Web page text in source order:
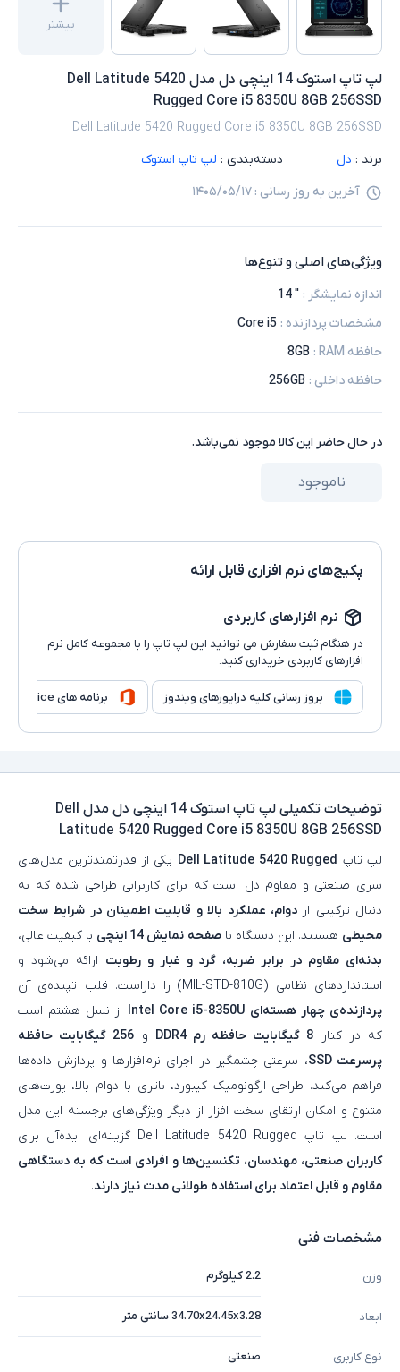
بیشتر
لپ تاپ استوک 14 اینچی دل مدل Dell Latitude 5420
Rugged Core i5 8350U 8GB 256SSD
Dell Latitude 5420 Rugged Core i5 8350U 8GB 256SSD
برند : دل دسته‌بندی : لپ تاپ استوک
آخرین به روز رسانی : ۱۴۰۵/۰۵/۱۷
ویژگی‌های اصلی و تنوع‌ها
اندازه نمایشگر :
" 14
مشخصات پردازنده :
Core i5
حافظه RAM
:
8GB
حافظه داخلی :
256GB
در حال حاضر این کالا موجود نمی‌باشد.
ناموجود
پکیج‌های نرم افزاری قابل ارائه
نرم افزارهای کاربردی
در هنگام ثبت سفارش می توانید این لپ تاپ را با مجموعه کامل نرم
افزارهای کاربردی خریداری کنید.
بروز رسانی کلیه درایورهای ویندوز برنامه های Microsoft Office
توضیحات تکمیلی
لپ تاپ استوک 14 اینچی دل مدل Dell
Latitude 5420 Rugged Core i5 8350U 8GB 256SSD
لپ تاپ Dell Latitude 5420 Rugged یکی از قدرتمندترین مدل‌های
سری صنعتی و مقاوم دل است که برای کاربرانی طراحی شده که به
دنبال ترکیبی ازدوام، عملکرد بالا و قابلیت اطمینان در شرایط سخت
محیطی هستند. این دستگاه باصفحه‌ نمایش 14 اینچی
با کیفیت عالی،
بدنه‌ای مقاوم در برابر ضربه، گرد و غبار و رطوبت ارائه می‌شود و
استانداردهای نظامی (MIL-STD-810G) را داراست. قلب تپنده‌ی آن
پردازنده‌ی چهار هسته‌ای Intel Core i5-8350U
از نسل هشتم است
که در کنار 8 گیگابایت حافظه رم DDR4 و
256 گیگابایت حافظه
پرسرعت SSD
، سرعتی چشمگیر در اجرای نرم‌افزارها و پردازش داده‌ها
فراهم می‌کند. طراحی ارگونومیک کیبورد، باتری با دوام بالا، پورت‌های
متنوع و امکان ارتقای سخت‌ افزار از دیگر ویژگی‌های برجسته این مدل
است. لپ تاپ Dell Latitude 5420 Rugged گزینه‌ای ایده‌آل برای
کاربران صنعتی، مهندسان، تکنسین‌ها و افرادی است که به دستگاهی
مقاوم و قابل اعتماد برای استفاده طولانی‌ مدت نیاز دارند.
مشخصات فنی
وزن 2.2 کیلوگرم
ابعاد 34.70x24.45x3.28 سانتی متر
نوع کاربری صنعتی